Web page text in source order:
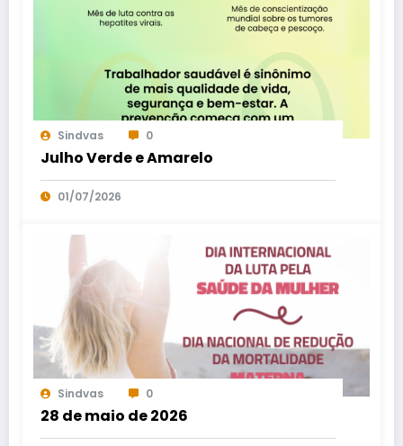
Sindvas 0
Julho Verde e Amarelo
01/07/2026
Sindvas 0
28 de maio de 2026